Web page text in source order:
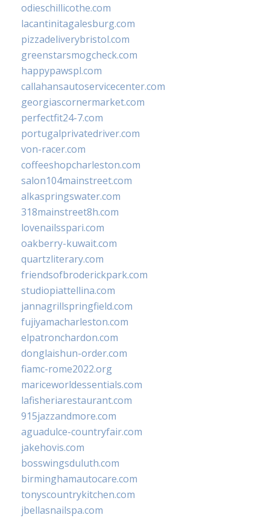
odieschillicothe.com
lacantinitagalesburg.com
pizzadeliverybristol.com
greenstarsmogcheck.com
happypawspl.com
callahansautoservicecenter.com
georgiascornermarket.com
perfectfit24-7.com
portugalprivatedriver.com
von-racer.com
coffeeshopcharleston.com
salon104mainstreet.com
alkaspringswater.com
318mainstreet8h.com
lovenailsspari.com
oakberry-kuwait.com
quartzliterary.com
friendsofbroderickpark.com
studiopiattellina.com
jannagrillspringfield.com
fujiyamacharleston.com
elpatronchardon.com
donglaishun-order.com
fiamc-rome2022.org
mariceworldessentials.com
lafisheriarestaurant.com
915jazzandmore.com
aguadulce-countryfair.com
jakehovis.com
bosswingsduluth.com
birminghamautocare.com
tonyscountrykitchen.com
jbellasnailspa.com